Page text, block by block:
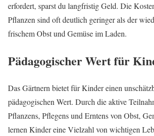
erfordert, sparst du langfristig Geld. Die
Pflanzen sind oft deutlich geringer als der
frischem Obst und Gemüse im Laden.
Pädagogischer Wert für
Das Gärtnern bietet für Kinder einen
pädagogischen Wert. Durch die aktive
Pflanzens, Pflegens und Erntens von Obst,
lernen Kinder eine Vielzahl von wichtigen